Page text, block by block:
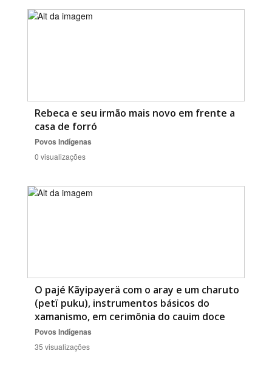
Rebeca e seu irmão mais novo em frente a
casa de forró
Povos Indígenas
0 visualizações
O pajé Kãyipayerä com o aray e um charuto
(petï puku), instrumentos básicos do
xamanismo, em cerimônia do cauim doce
Povos Indígenas
35 visualizações